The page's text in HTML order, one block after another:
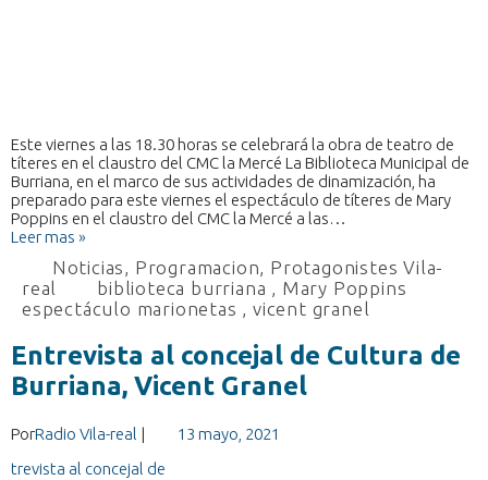
Este viernes a las 18.30 horas se celebrará la obra de teatro de
títeres en el claustro del CMC la Mercé La Biblioteca Municipal de
Burriana, en el marco de sus actividades de dinamización, ha
preparado para este viernes el espectáculo de títeres de Mary
Poppins en el claustro del CMC la Mercé a las…
Leer mas »
Noticias Programacion
Protagonistes Vila-
real
biblioteca burriana
Mary Poppins
espectáculo marionetas ,vicent granel
Entrevista al concejal de Cultura de
Burriana, Vicent Granel
PorRadio Vila-real | 13 mayo, 2021